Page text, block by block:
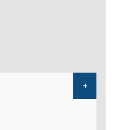
+